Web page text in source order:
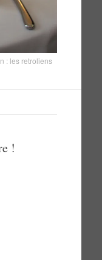
: les retroliens
!